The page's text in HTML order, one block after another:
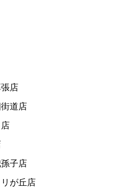
店
道店
子店
が丘店